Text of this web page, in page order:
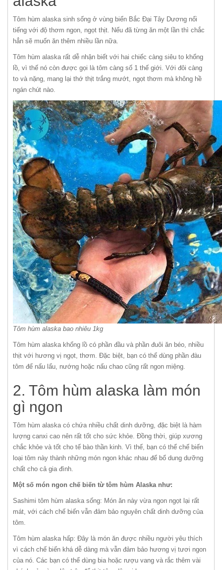
Tôm hùm alaska sinh sống ở vùng biển Bắc Đại Tây Dương nổi
tiếng với độ thơm ngon, ngọt thịt. Nếu đã từng ăn một lần thì chắc
hẳn sẽ muốn ăn thêm nhiều lần nữa.
Tôm hùm alaska rất dễ nhận biết với hai chiếc càng siêu to khổng
lồ, vì thế nó còn được gọi là tôm càng số 1 thế giới. Với đôi càng
to và nặng, mang lại thớ thịt trắng mướt, ngọt thơm mà không hề
ngán chút nào.
Tôm hùm alaska bao nhiêu 1kg
Tôm hùm alaska khổng lồ có phần đầu và phần đuôi ăn béo, nhiều
thịt với hương vị ngọt, thơm. Đặc biệt, bạn có thể dùng phần đàu
tôm để nấu lẩu, nướng hoặc nấu chao cũng rất ngon miệng.
2. Tôm hùm alaska làm món
gì ngon
Tôm hùm alaska có chứa nhiều chất dinh dưỡng, đặc biệt là hàm
lượng canxi cao nên rất tốt cho sức khỏe. Đồng thời, giúp xương
chắc khỏe và tốt cho tế bào thần kinh. Vì thế, bạn có thể chế biến
loại tôm này thành những món ngon khác nhau để bổ dung dưỡng
chất cho cả gia đình.
Một số món ngon chế biến từ tôm hùm Alaska như:
Sashimi tôm hùm alaska sống: Món ăn này vừa ngon ngọt lại rất
mát, với cách chế biến vẫn đảm bảo nguyên chất dinh dưỡng của
tôm.
Tôm hùm alaska hấp: Đây là món ăn được nhiều người yêu thích
vì cách chế biến khá dễ dàng mà vẫn đảm bảo hương vị tươi ngon
của nó. Các bạn có thể dùng bia hoặc rượu vang và rắc thêm vài